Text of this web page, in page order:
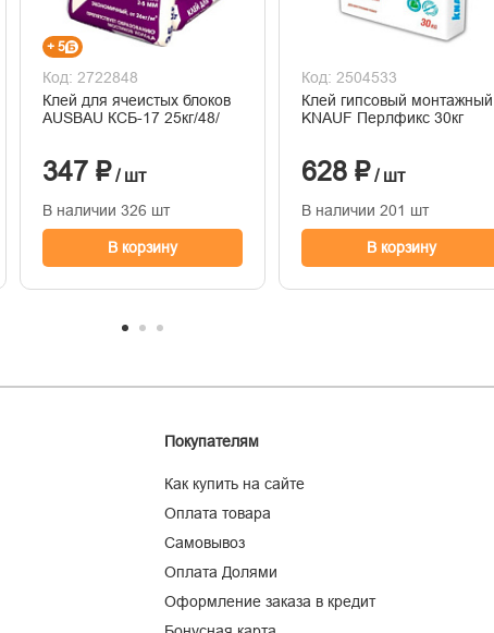
+ 5
Код: 2722848
Клей для ячеистых блоков
AUSBAU КСБ-17 25кг/48/
347 ₽/ шт
В наличии 326 шт
В корзину
Код: 2504533
Клей гипсовый монтажный
KNAUF Перлфикс 30кг
628 ₽ / шт
В наличии 201 шт
В корзину
Покупателям
Как купить на сайте
Оплата товара
Самовывоз
Оплата Долями
Оформление заказа в кредит